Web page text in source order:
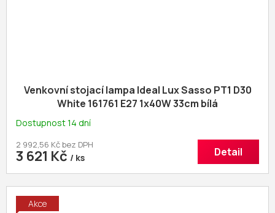
Venkovní stojací lampa Ideal Lux Sasso PT1 D30
White 161761 E27 1x40W 33cm bílá
Dostupnost 14 dní
2 992,56 Kč bez DPH
3 621 Kč / ks Detail
Akce